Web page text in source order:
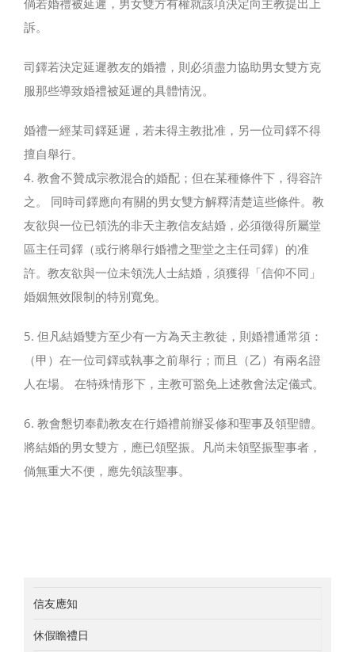
倘若婚禮被延遲，男女雙方有權就該項決定向主教提出上
訴。
司鐸若決定延遲教友的婚禮，則必須盡力協助男女雙方克
服那些導致婚禮被延遲的具體情況。
婚禮一經某司鐸延遲，若未得主教批准，另一位司鐸不得
擅自舉行。
4. 教會不贊成宗教混合的婚配；但在某種條件下，得容許
之。 同時司鐸應向有關的男女雙方解釋清楚這些條件。教
友欲與一位已領洗的非天主教信友結婚，必須徵得所屬堂
區主任司鐸（或行將舉行婚禮之聖堂之主任司鐸）的准
許。教友欲與一位未領洗人士結婚，須獲得「信仰不同」
婚姻無效限制的特別寬免。
5. 但凡結婚雙方至少有一方為天主教徒，則婚禮通常須：
（甲）在一位司鐸或執事之前舉行；而且（乙）有兩名證
人在場。 在特殊情形下，主教可豁免上述教會法定儀式。
6. 教會懇切奉勸教友在行婚禮前辦妥修和聖事及領聖體。
將結婚的男女雙方，應已領堅振。凡尚未領堅振聖事者，
倘無重大不便，應先領該聖事。
信友應知
休假瞻禮日